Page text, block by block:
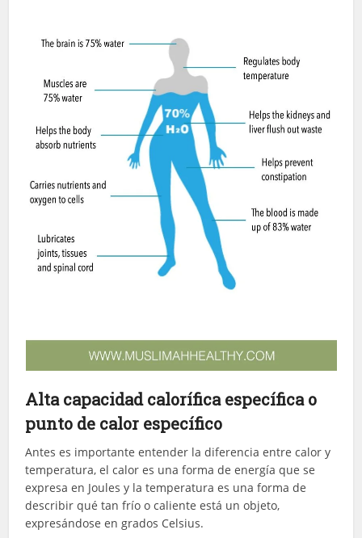
Alta capacidad calorífica específica o
punto de calor específico
Antes es importante entender la diferencia entre calor y
temperatura, el calor es una forma de energía que se
expresa en Joules y la temperatura es una forma de
describir qué tan frío o caliente está un objeto,
expresándose en grados Celsius.